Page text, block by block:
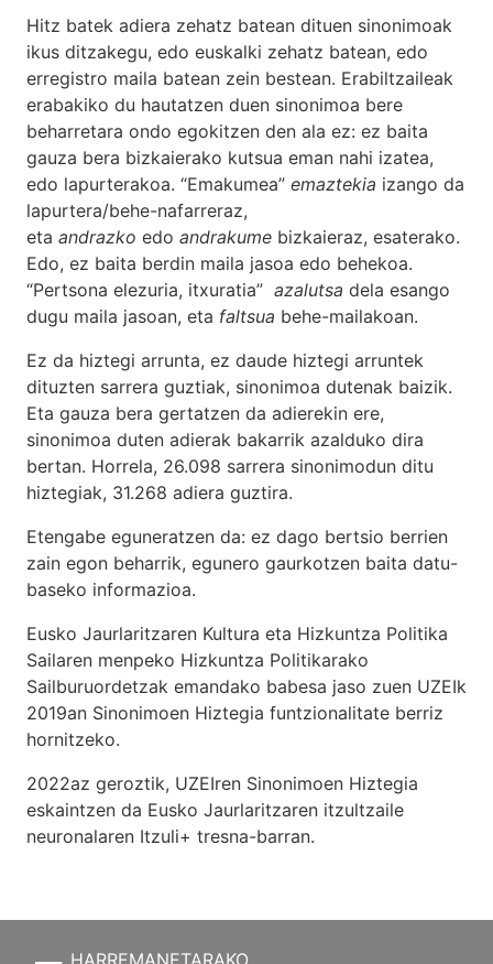
Hitz batek adiera zehatz batean dituen sinonimoak
ikus ditzakegu, edo euskalki zehatz batean, edo
erregistro maila batean zein bestean. Erabiltzaileak
erabakiko du hautatzen duen sinonimoa bere
beharretara ondo egokitzen den ala ez: ez baita
gauza bera bizkaierako kutsua eman nahi izatea,
edo lapurterakoa. “Emakumea” emaztekia izango da
lapurtera/behe-nafarreraz,
eta andrazko edo andrakume bizkaieraz, esaterako.
Edo, ez baita berdin maila jasoa edo behekoa.
“Pertsona elezuria, itxuratia” azalutsa dela esango
dugu maila jasoan, eta faltsua behe-mailakoan.
Ez da hiztegi arrunta, ez daude hiztegi arruntek
dituzten sarrera guztiak, sinonimoa dutenak baizik.
Eta gauza bera gertatzen da adierekin ere,
sinonimoa duten adierak bakarrik azalduko dira
bertan. Horrela, 26.098 sarrera sinonimodun ditu
hiztegiak, 31.268 adiera guztira.
Etengabe eguneratzen da: ez dago bertsio berrien
zain egon beharrik, egunero gaurkotzen baita datu-
baseko informazioa.
Eusko Jaurlaritzaren Kultura eta Hizkuntza Politika
Sailaren menpeko Hizkuntza Politikarako
Sailburuordetzak emandako babesa jaso zuen UZEIk
2019an Sinonimoen Hiztegia funtzionalitate berriz
hornitzeko.
2022az geroztik, UZEIren Sinonimoen Hiztegia
eskaintzen da Eusko Jaurlaritzaren itzultzaile
neuronalaren Itzuli+ tresna-barran.